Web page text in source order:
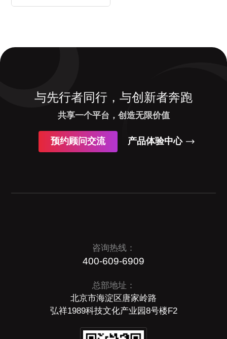
与先行者同行，与创新者奔跑
共享一个平台，创造无限价值
预约顾问交流 产品体验中心
咨询热线：
400-609-6909
总部地址：
北京市海淀区唐家岭路
弘祥1989科技文化产业园8号楼F2